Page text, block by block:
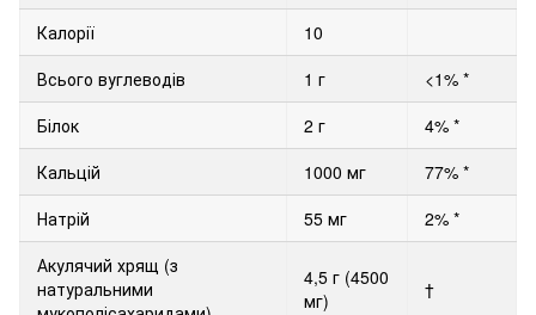
Калорії
10
Всього вуглеводів
1 г
<1% *
Білок
2 г
4% *
Кальцій
1000 мг
77% *
Натрій
55 мг
2% *
Акулячий хрящ (з
натуральними
4,5 г (4500
мг)
†